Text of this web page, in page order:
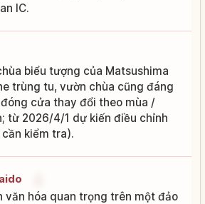
IC.
biểu tượng của Matsushima
trùng tu, vườn chùa cũng đáng
cửa thay đổi theo mùa /
từ 2026/4/1 dự kiến điều chỉnh
kiểm tra).
văn hóa quan trọng trên một đảo